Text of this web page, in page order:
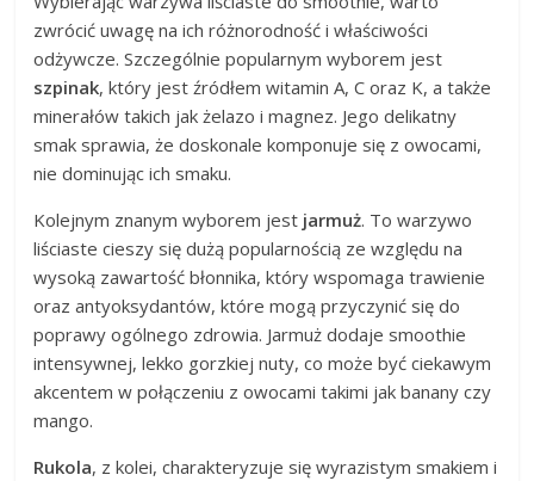
zwrócić uwagę na ich różnorodność i właściwości
odżywcze. Szczególnie popularnym wyborem jest
szpinak, który jest źródłem witamin A, C oraz K, a także
minerałów takich jak żelazo i magnez. Jego delikatny
smak sprawia, że doskonale komponuje się z owocami,
nie dominując ich smaku.
Kolejnym znanym wyborem jest jarmuż. To warzywo
liściaste cieszy się dużą popularnością ze względu na
wysoką zawartość błonnika, który wspomaga trawienie
oraz antyoksydantów, które mogą przyczynić się do
poprawy ogólnego zdrowia. Jarmuż dodaje smoothie
intensywnej, lekko gorzkiej nuty, co może być ciekawym
akcentem w połączeniu z owocami takimi jak banany czy
mango.
Rukola, z kolei, charakteryzuje się wyrazistym smakiem i